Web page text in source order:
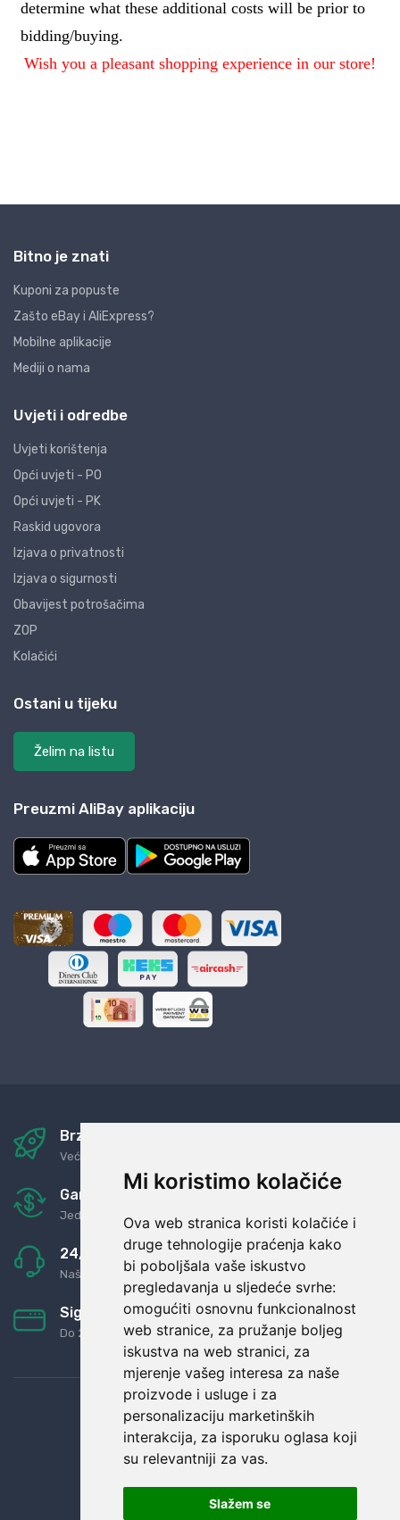
Mi koristimo kolačiće
Ova web stranica koristi kolačiće i
druge tehnologije praćenja kako
bi poboljšala vaše iskustvo
pregledavanja u sljedeće svrhe:
omogućiti osnovnu funkcionalnost
web stranice, za pružanje boljeg
iskustva na web stranici, za
mjerenje vašeg interesa za naše
proizvode i usluge i za
personalizaciju marketinških
interakcija, za isporuku oglasa koji
su relevantniji za vas.
Slažem se
Bitno je znati
Kuponi za popuste
Zašto eBay i AliExpress?
Mobilne aplikacije
Mediji o nama
Uvjeti i odredbe
Uvjeti korištenja
Opći uvjeti - PO
Opći uvjeti - PK
Raskid ugovora
Izjava o privatnosti
Izjava o sigurnosti
Obavijest potrošačima
ZOP
Kolačići
Ostani u tijeku
Želim na listu
Preuzmi AliBay aplikaciju
Brza i sigurna dostava
Već za nekoliko dana kod vas
Garancija u povrat novaca
Jednostavno pravilo: Roba za novac
24/7 odlična podrška
Naši agenti uvijek na raspolaganju
Sigurno obročno plaćanje
Do 24 rata bez kamata